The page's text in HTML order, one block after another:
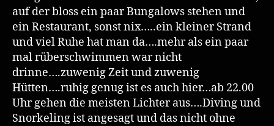
auf der bloss ein paar Bungalows stehen und
ein Restaurant, sonst nix…..ein kleiner Strand
und viel Ruhe hat man da….mehr als ein paar
mal rüberschwimmen war nicht
drinne….zuwenig Zeit und zuwenig
Hütten….ruhig genug ist es auch hier…ab 22.00
Uhr gehen die meisten Lichter aus….Diving und
Snorkeling ist angesagt und das nicht ohne